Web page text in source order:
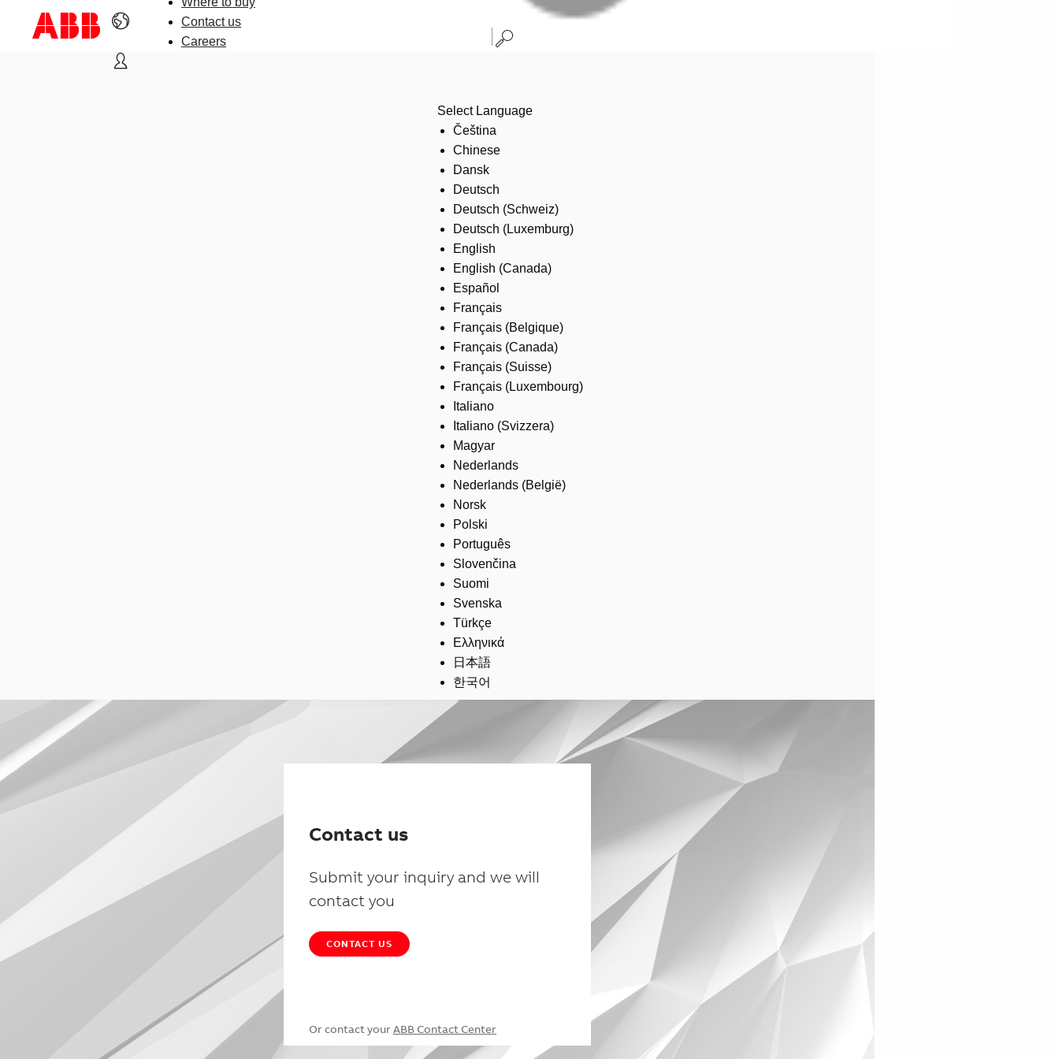
Contact us
Careers
Select Language
Čeština
Chinese
Dansk
Deutsch
Deutsch (Schweiz)
Deutsch (Luxemburg)
English
English (Canada)
Español
Français
Français (Belgique)
Français (Canada)
Français (Suisse)
Français (Luxembourg)
Italiano
Italiano (Svizzera)
Magyar
Nederlands
Nederlands (België)
Norsk
Polski
Português
Slovenčina
Suomi
Svenska
Türkçe
Ελληνικά
日本語
한국어
Contact us
Submit your inquiry and we will
contact you
CONTACT US
Or contact your ABB Contact Center